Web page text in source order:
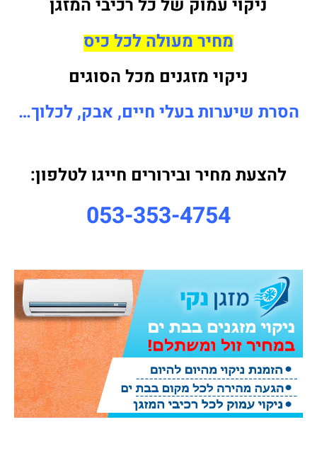
ניקוי עמוק של כל רכיבי המזגן
מחיר מעולה לכל כיס
ניקוי מזגנים מכל הסוגים
הסרת שיערות בעלי חיים, אבק, לכלוך…
להצעת מחיר ובירורים חייגו לטלפון:
053-353-4754